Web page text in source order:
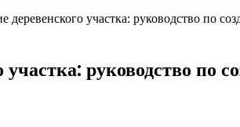
деревенского участка: руководство по
руководство по